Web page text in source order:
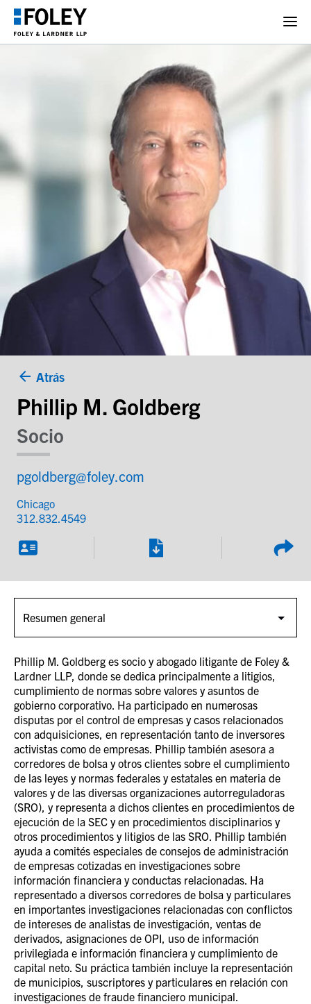
Atrás
Phillip M. Goldberg
Socio
pgoldberg@foley.com
Chicago
312.832.4549
Phillip M. Goldberg es socio y abogado litigante de Foley &
Lardner LLP, donde se dedica principalmente a litigios,
cumplimiento de normas sobre valores y asuntos de
gobierno corporativo. Ha participado en numerosas
disputas por el control de empresas y casos relacionados
con adquisiciones, en representación tanto de inversores
activistas como de empresas. Phillip también asesora a
corredores de bolsa y otros clientes sobre el cumplimiento
de las leyes y normas federales y estatales en materia de
valores y de las diversas organizaciones autorreguladoras
(SRO), y representa a dichos clientes en procedimientos de
ejecución de la SEC y en procedimientos disciplinarios y
otros procedimientos y litigios de las SRO. Phillip también
ayuda a comités especiales de consejos de administración
de empresas cotizadas en investigaciones sobre
información financiera y conductas relacionadas. Ha
representado a diversos corredores de bolsa y particulares
en importantes investigaciones relacionadas con conflictos
de intereses de analistas de investigación, ventas de
derivados, asignaciones de OPI, uso de información
privilegiada e información financiera y cumplimiento de
capital neto. Su práctica también incluye la representación
de municipios, suscriptores y particulares en relación con
investigaciones de fraude financiero municipal.